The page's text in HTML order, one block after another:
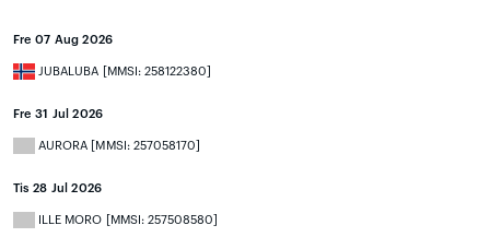
Fre 07 Aug 2026
JUBALUBA [MMSI: 258122380]
Fre 31 Jul 2026
AURORA [MMSI: 257058170]
Tis 28 Jul 2026
ILLE MORO [MMSI: 257508580]